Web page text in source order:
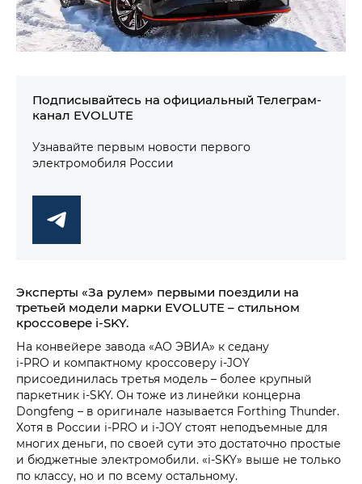
Подписывайтесь на официальный Телеграм-
канал EVOLUTE
Узнавайте первым новости первого
электромобиля России
Эксперты «За рулем» первыми поездили на
третьей модели марки EVOLUTE – стильном
кроссовере i‑SKY.
На конвейере завода «АО ЭВИА» к седану
i‑PRO и компактному кроссоверу i‑JOY
присоединилась третья модель – более крупный
паркетник i‑SKY. Он тоже из линейки концерна
Dongfeng – в оригинале называется Forthing Thunder.
Хотя в России i‑PRO и i‑JOY стоят неподъемные для
многих деньги, по своей сути это достаточно простые
и бюджетные электромобили. «i‑SKY» выше не только
по классу, но и по всему остальному.